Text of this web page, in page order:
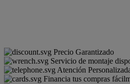
Precio Garantizado
Servicio de montaje
Atención
Financia tus compras